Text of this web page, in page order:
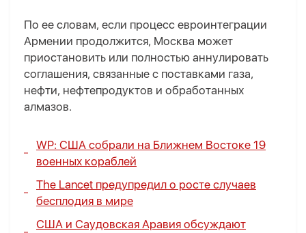
По ее словам, если процесс евроинтеграции
Армении продолжится, Москва может
приостановить или полностью аннулировать
соглашения, связанные с поставками газа,
нефти, нефтепродуктов и обработанных
алмазов.
WP: США собрали на Ближнем Востоке 19
военных кораблей
The Lancet предупредил о росте случаев
бесплодия в мире
США и Саудовская Аравия обсуждают